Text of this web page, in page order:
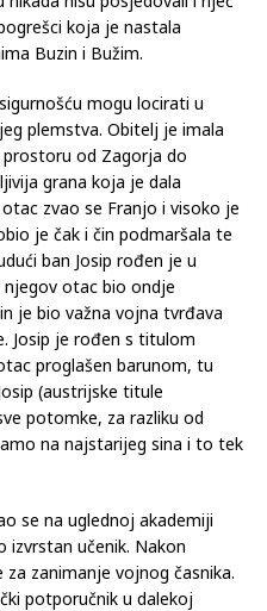
koja je nastala
Buzin i Bužim.
mogu locirati u
plemstva. Obitelj je imala
prostoru od Zagorja do
grana koja je dala
zvao se Franjo i visoko je
je čak i čin podmaršala te
ban Josip rođen je u
otac bio ondje
je bio važna vojna tvrđava
Josip je rođen s titulom
proglašen barunom, tu
(austrijske titule
potomke, za razliku od
na najstarijeg sina i to tek
se na uglednoj akademiji
izvrstan učenik. Nakon
zanimanje vojnog časnika.
potporučnik u dalekoj